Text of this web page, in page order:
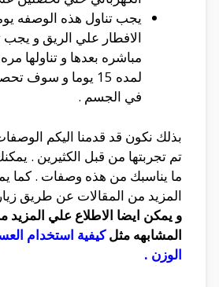
يجب تناول هذه الوصفه
الافطار علي الريق و يجب
مباشره بعدها و تناولها
لمده 15 يوما و سوف
في الجسم .
بذلك نكون قد قدمنا اليكم
تم تجربتها من قبل الكثيرين .
ما يناسبك من هذه وصفات . كما
المزيد من المقالات عن طريق
و يمكن ايضا الاطلاع علي المزيد
المشابهه مثلكيفية استخدام
الوزن .